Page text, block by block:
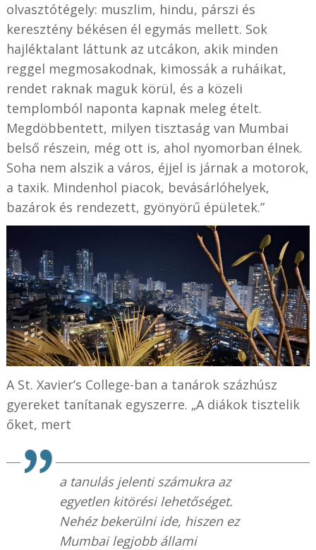
olvasztótégely: muszlim, hindu, párszi és
keresztény békésen él egymás mellett. Sok
hajléktalant láttunk az utcákon, akik minden
reggel megmosakodnak, kimossák a ruháikat,
rendet raknak maguk körül, és a közeli
templomból naponta kapnak meleg ételt.
Megdöbbentett, milyen tisztaság van Mumbai
belső részein, még ott is, ahol nyomorban élnek.
Soha nem alszik a város, éjjel is járnak a motorok,
a taxik. Mindenhol piacok, bevásárlóhelyek,
bazárok és rendezett, gyönyörű épületek.”
A St. Xavier’s College-ban a tanárok százhúsz
gyereket tanítanak egyszerre. „A diákok tisztelik
őket, mert
a tanulás jelenti számukra az
egyetlen kitörési lehetőséget.
Nehéz bekerülni ide, hiszen ez
Mumbai legjobb állami